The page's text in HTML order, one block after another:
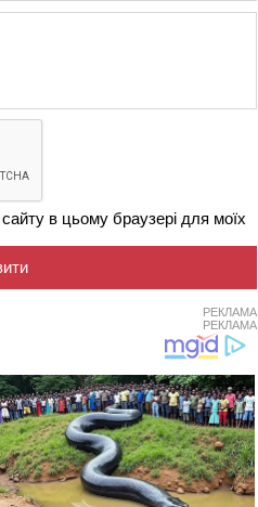
в цьому браузері для моїх
РЕКЛАМА
РЕКЛАМА